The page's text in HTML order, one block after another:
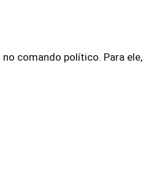
comando político. Para ele,